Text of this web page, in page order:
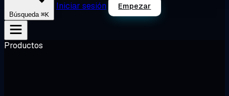
Búsqueda ⌘K
Iniciar sesión Empezar
Productos